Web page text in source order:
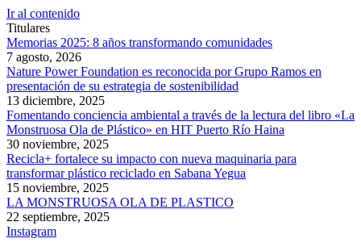
Ir al contenido
Titulares
Memorias 2025: 8 años transformando comunidades
7 agosto, 2026
Nature Power Foundation es reconocida por Grupo Ramos en
presentación de su estrategia de sostenibilidad
13 diciembre, 2025
Fomentando conciencia ambiental a través de la lectura del libro «La
Monstruosa Ola de Plástico» en HIT Puerto Río Haina
30 noviembre, 2025
Recicla+ fortalece su impacto con nueva maquinaria para
transformar plástico reciclado en Sabana Yegua
15 noviembre, 2025
LA MONSTRUOSA OLA DE PLASTICO
22 septiembre, 2025
Instagram